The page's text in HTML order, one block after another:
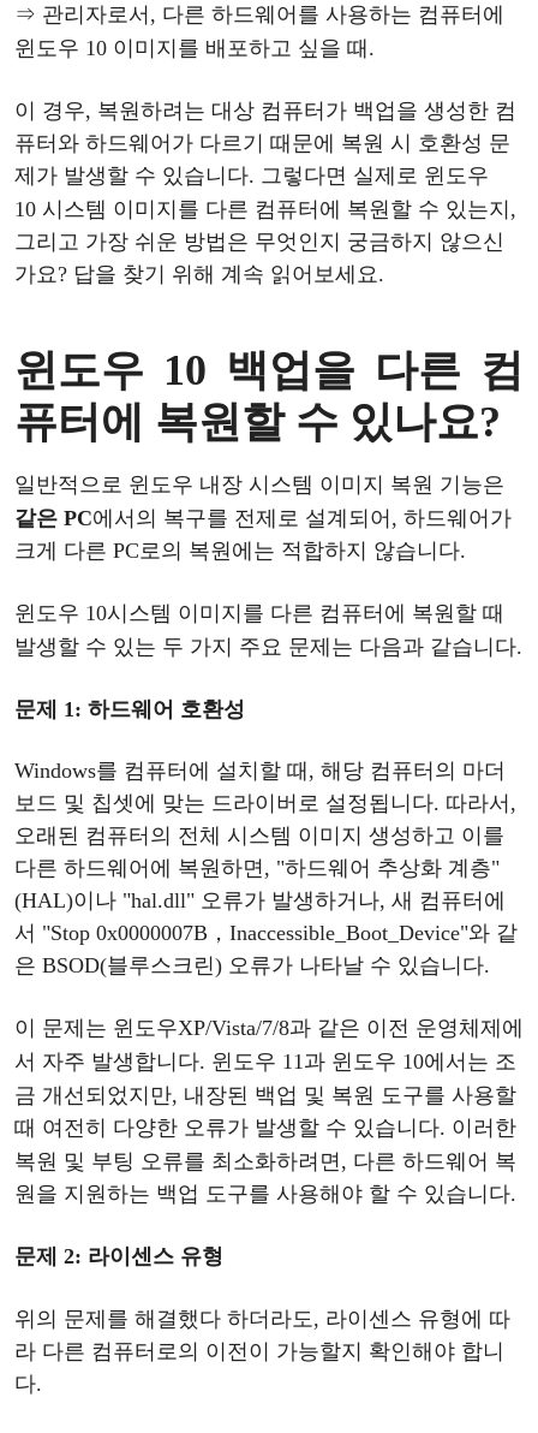
⇒ 관리자로서, 다른 하드웨어를 사용하는 컴퓨터에
윈도우 10 이미지를 배포하고 싶을 때.
이 경우, 복원하려는 대상 컴퓨터가 백업을 생성한 컴
퓨터와 하드웨어가 다르기 때문에 복원 시 호환성 문
제가 발생할 수 있습니다. 그렇다면 실제로 윈도우
10 시스템 이미지 를 다른 컴퓨터에 복원할 수 있는지 ,
그리고 가장 쉬운 방법은 무엇인지 궁금하지 않으신
가요? 답을 찾기 위해 계속 읽어보세요.
윈도우 10 백업을 다른 컴
퓨터에 복원할 수 있나요?
일반적으로 윈도우 내장 시스템 이미지 복원 기능은
같은 PC에서의 복구를 전제로 설계되어 , 하드웨어가
크게 다른 PC로의 복원에는 적합하지 않습니다.
윈도우 10시스템 이미지를 다른 컴퓨터에 복원할 때
발생할 수 있는 두 가지 주요 문제는 다음과 같습니다.
문제 1: 하드웨어 호환성
Windows를 컴퓨터에 설치할 때, 해당 컴퓨터의 마더
보드 및 칩셋에 맞는 드라이버로 설정됩니다. 따라서,
오래된 컴퓨터의 전체 시스템 이미지 생성하고 이를
다른 하드웨어에 복원하면, "하드웨어 추상화 계층"
(HAL)이나 "hal.dll" 오류가 발생하거나, 새 컴퓨터에
서 "Stop 0x0000007B，Inaccessible_Boot_Device"와 같
은 BSOD(블루스크린) 오류가 나타날 수 있습니다.
이 문제는 윈도우XP/Vista/7/8과 같은 이전 운영체제에
서 자주 발생합니다. 윈도우 11과 윈도우 10에서는 조
금 개선되었지만, 내장된 백업 및 복원 도구를 사용할
때 여전히 다양한 오류가 발생할 수 있습니다. 이러한
복원 및 부팅 오류를 최소화하려면 , 다른 하드웨어 복
원을 지원하는 백업 도구를 사용해야 할 수 있습니다.
문제 2: 라이센스 유형
위의 문제를 해결했다 하더라도 , 라이센스 유형에 따
라 다른 컴퓨터로의 이전이 가능할지 확인해야 합니
다.